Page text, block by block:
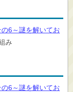
6～謎を解いてお
み
6～謎を解いてお